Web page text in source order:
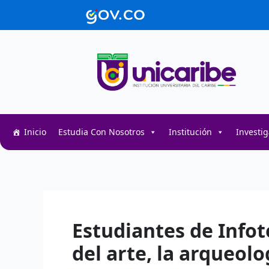
Inicio Estudia Con Nosotros Institución
Estudiantes de
del arte, la